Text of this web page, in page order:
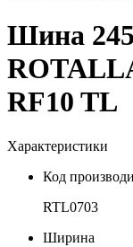
Шина
RF10 TL
Характеристики
Код
RTL0703
Ширина